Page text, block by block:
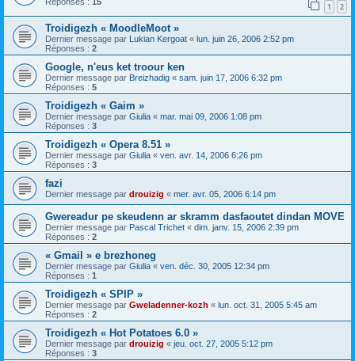
1 2
Troidigezh « MoodleMoot »
Dernier message par Lukian Kergoat « lun. juin 26, 2006 2:52 pm
Réponses : 2
Google, n'eus ket troour ken
Dernier message par Breizhadig « sam. juin 17, 2006 6:32 pm
Réponses : 5
Troidigezh « Gaim »
Dernier message par Giulia « mar. mai 09, 2006 1:08 pm
Réponses : 3
Troidigezh « Opera 8.51 »
Dernier message par Giulia « ven. avr. 14, 2006 6:26 pm
Réponses : 3
fazi
Dernier message par drouizig « mer. avr. 05, 2006 6:14 pm
Gwereadur pe skeudenn ar skramm dasfaoutet dindan MOVE
Dernier message par Pascal Trichet « dim. janv. 15, 2006 2:39 pm
Réponses : 2
« Gmail » e brezhoneg
Dernier message par Giulia « ven. déc. 30, 2005 12:34 pm
Réponses : 1
Troidigezh « SPIP »
Dernier message par Gweladenner-kozh « lun. oct. 31, 2005 5:45 am
Réponses : 2
Troidigezh « Hot Potatoes 6.0 »
Dernier message par drouizig « jeu. oct. 27, 2005 5:12 pm
Réponses : 3